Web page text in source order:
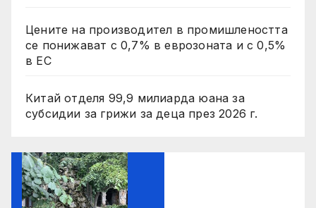
Цените на производител в промишлеността
се понижават с 0,7% в еврозоната и с 0,5%
в ЕС
Китай отделя 99,9 милиарда юана за
субсидии за грижи за деца през 2026 г.